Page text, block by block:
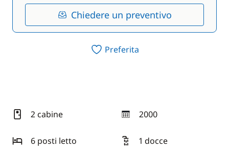
Chiedere un preventivo
Preferita
2 cabine 2000
anno
6 posti letto
1 docce